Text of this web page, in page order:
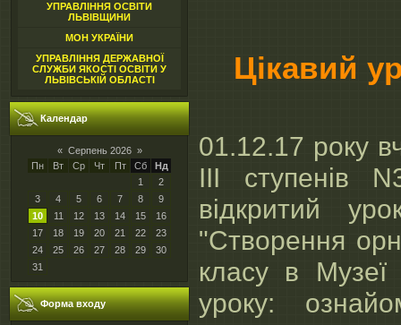
УПРАВЛІННЯ ОСВІТИ
ЛЬВІВЩИНИ
МОН УКРАЇНИ
УПРАВЛІННЯ ДЕРЖАВНОЇ
СЛУЖБИ ЯКОСТІ ОСВІТИ У
ЛЬВІВСЬКІЙ ОБЛАСТІ
Календар
« Серпень 2026 »
Пн
Вт Ср Чт Пт Сб
Нд
1
2
3
4 5 6 7 8
9
10
11 12 13 14 15
16
17
18 19 20 21 22
23
24
25 26 27 28 29
30
31
Форма входу
Цікавий
01.12.17 року
III ступенів
відкритий
"Створення
класу в
уроку: